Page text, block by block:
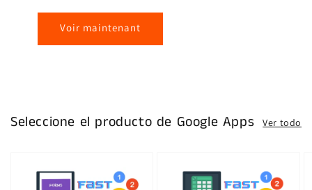
Voir maintenant
Seleccione el producto de Google Apps Ver todo